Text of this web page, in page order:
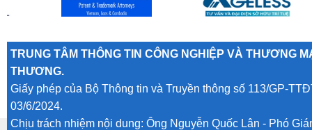
TRUNG TÂM THÔNG TIN CÔNG NGHIỆP VÀ THƯƠNG
THƯƠNG.
Giấy phép của Bộ Thông tin và Truyền thông số 113/GP-
03/6/2024.
Chịu trách nhiệm nội dung: Ông Nguyễn Quốc Lân - Phó